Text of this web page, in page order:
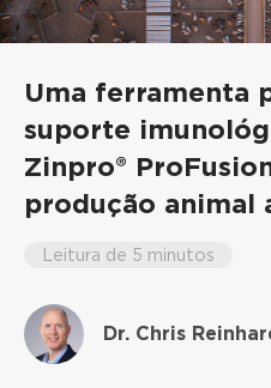
Uma ferramenta
suporte
Zinpro®
produção animal
Leitura de 5 minutos
Dr. Chris